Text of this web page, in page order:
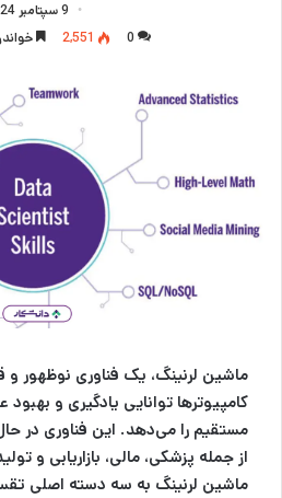
9 سپتامبر 2024
0
2,551 خواندن
ماشین لرنینگ، یک فناوری نوظهور
کامپیوترها توانایی یادگیری و بهبود
مستقیم را می‌دهد. این فناوری در
از جمله پزشکی، مالی، بازاریابی و
ماشین لرنینگ به سه دسته اصلی